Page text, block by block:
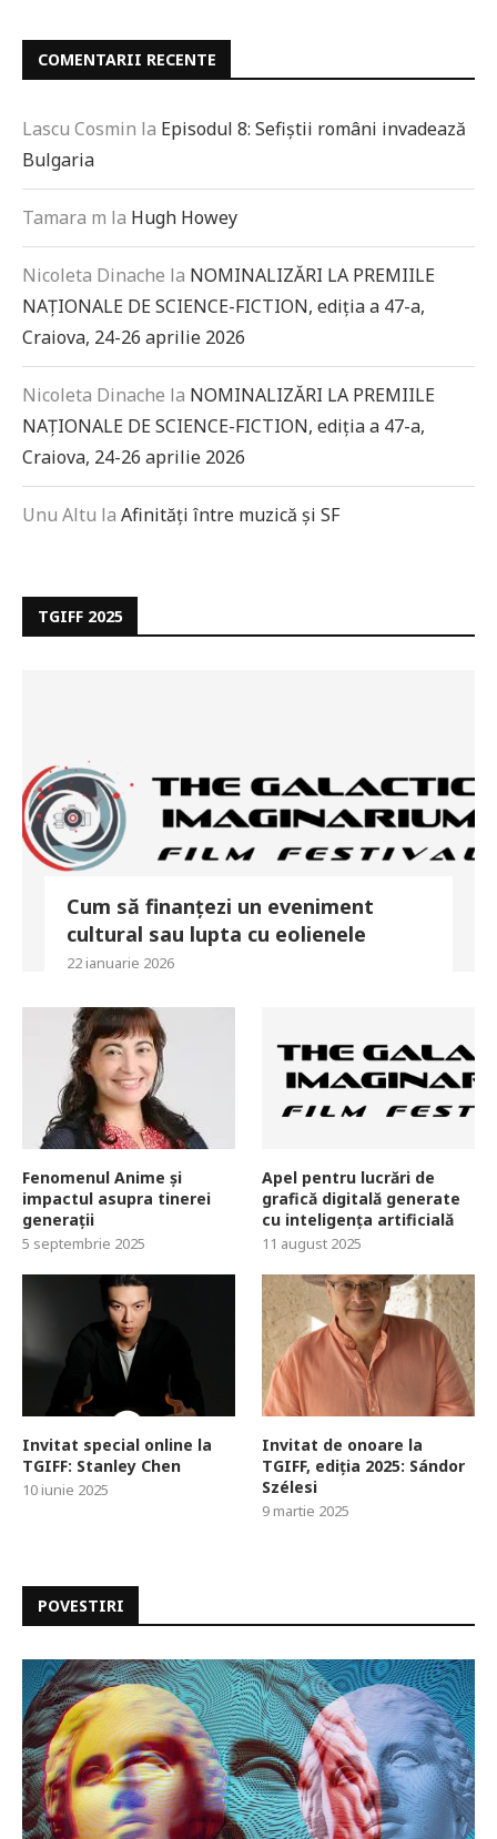
COMENTARII RECENTE
Lascu Cosmin la Episodul 8: Sefiștii români invadează
Bulgaria
Tamara m la Hugh Howey
Nicoleta Dinache la NOMINALIZĂRI LA PREMIILE
NAȚIONALE DE SCIENCE-FICTION, ediția a 47-a,
Craiova, 24-26 aprilie 2026
Nicoleta Dinache la NOMINALIZĂRI LA PREMIILE
NAȚIONALE DE SCIENCE-FICTION, ediția a 47-a,
Craiova, 24-26 aprilie 2026
Unu Altu la Afinități între muzică și SF
TGIFF 2025
Cum să finanțezi un eveniment
cultural sau lupta cu eolienele
22 ianuarie 2026
Fenomenul Anime și
impactul asupra tinerei
generații
5 septembrie 2025
Apel pentru lucrări de
grafică digitală generate
cu inteligența artificială
11 august 2025
Invitat special online la
TGIFF: Stanley Chen
10 iunie 2025
Invitat de onoare la
TGIFF, ediția 2025: Sándor
Szélesi
9 martie 2025
POVESTIRI